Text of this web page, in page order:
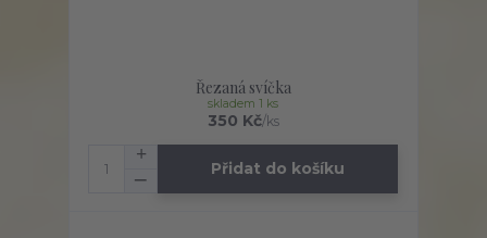
Řezaná svíčka
350 Kč/ks
skladem 1 ks
Přidat do košíku